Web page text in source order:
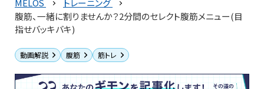
MELOS
トレーニング
腹筋、一緒に割りませんか？2分間のセレクト腹筋メニュー(目
指せバッキバキ)
動画解説 腹筋 筋トレ